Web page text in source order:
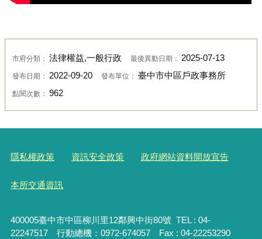
市府分類： 法律權益,一般行政 最後異動日期： 2025-07-13
發布日期： 2022-09-20 發布單位： 臺中市中區戶政事務所
點閱次數： 962
隱私權政策 資訊安全政策 政府網站資料開放宣告
本所交通資訊
400005臺中市中區柳川里12鄰興中街80號 TEL : 04-
22247517 行動總機：0972-674057 Fax : 04-22253290